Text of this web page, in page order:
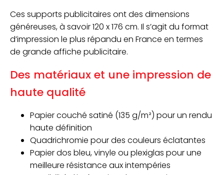
Ces supports publicitaires ont des dimensions
généreuses, à savoir 120 x 176 cm. Il s’agit du format
d’impression le plus répandu en France en termes
de grande affiche publicitaire.
Des matériaux et une impression de
haute qualité
Papier couché satiné (135 g/m²) pour un rendu
haute définition
Quadrichromie pour des couleurs éclatantes
Papier dos bleu, vinyle ou plexiglas pour une
meilleure résistance aux intempéries